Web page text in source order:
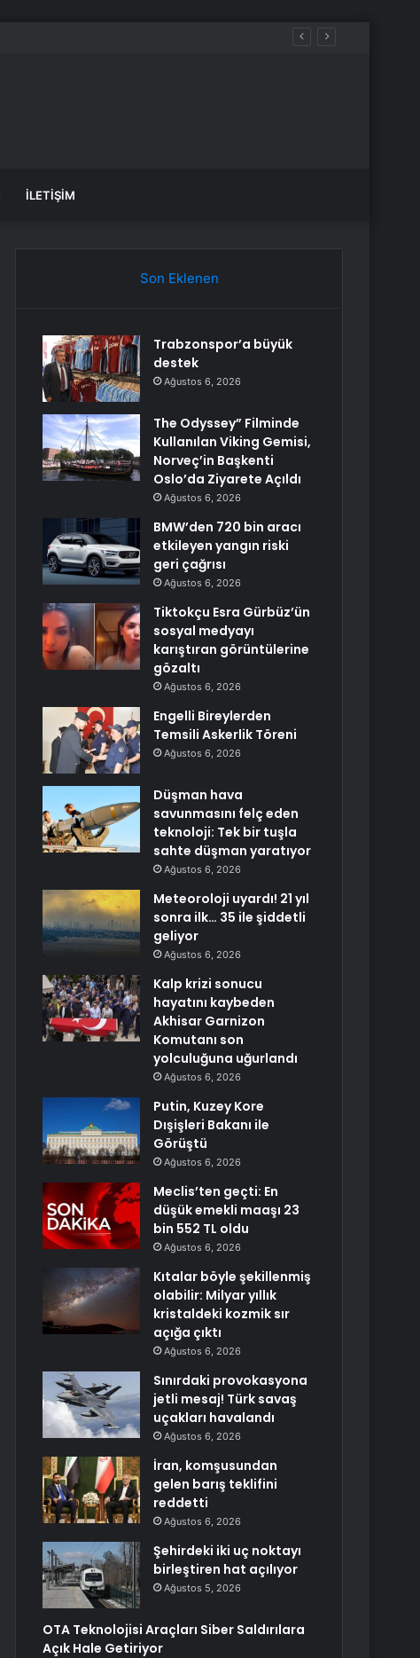
Açıldı
İLETIŞIM
Son Eklenen
Trabzonspor’a büyük
destek
Ağustos 6, 2026
The Odyssey” Filminde
Kullanılan Viking Gemisi,
Norveç’in Başkenti
Oslo’da Ziyarete Açıldı
Ağustos 6, 2026
BMW’den 720 bin aracı
etkileyen yangın riski
geri çağrısı
Ağustos 6, 2026
Tiktokçu Esra Gürbüz’ün
sosyal medyayı
karıştıran görüntülerine
gözaltı
Ağustos 6, 2026
Engelli Bireylerden
Temsili Askerlik Töreni
Ağustos 6, 2026
Düşman hava
savunmasını felç eden
teknoloji: Tek bir tuşla
sahte düşman yaratıyor
Ağustos 6, 2026
Meteoroloji uyardı! 21 yıl
sonra ilk… 35 ile şiddetli
geliyor
Ağustos 6, 2026
Kalp krizi sonucu
hayatını kaybeden
Akhisar Garnizon
Komutanı son
yolculuğuna uğurlandı
Ağustos 6, 2026
Putin, Kuzey Kore
Dışişleri Bakanı ile
Görüştü
Ağustos 6, 2026
Meclis’ten geçti: En
düşük emekli maaşı 23
bin 552 TL oldu
Ağustos 6, 2026
Kıtalar böyle şekillenmiş
olabilir: Milyar yıllık
kristaldeki kozmik sır
açığa çıktı
Ağustos 6, 2026
Sınırdaki provokasyona
jetli mesaj! Türk savaş
uçakları havalandı
Ağustos 6, 2026
İran, komşusundan
gelen barış teklifini
reddetti
Ağustos 6, 2026
Şehirdeki iki uç noktayı
birleştiren hat açılıyor
Ağustos 5, 2026
OTA Teknolojisi Araçları Siber Saldırılara
Açık Hale Getiriyor